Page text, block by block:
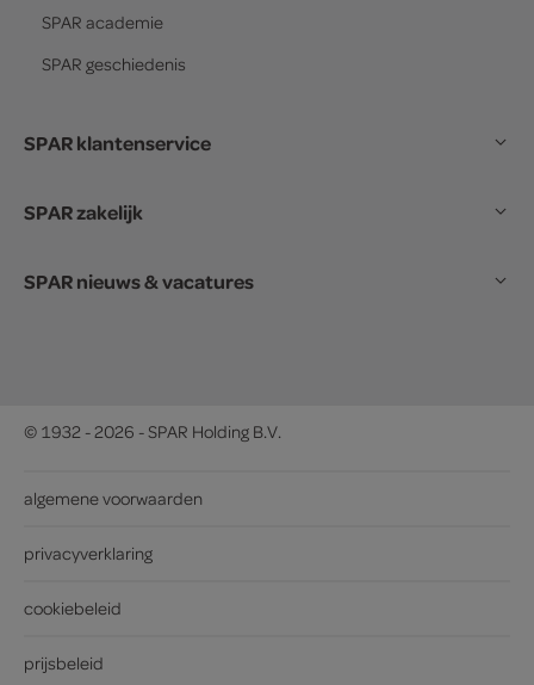
SPAR academie
SPAR geschiedenis
SPAR klantenservice
SPAR zakelijk
SPAR nieuws & vacatures
© 1932 - 2026 - SPAR Holding B.V.
algemene voorwaarden
privacyverklaring
cookiebeleid
prijsbeleid